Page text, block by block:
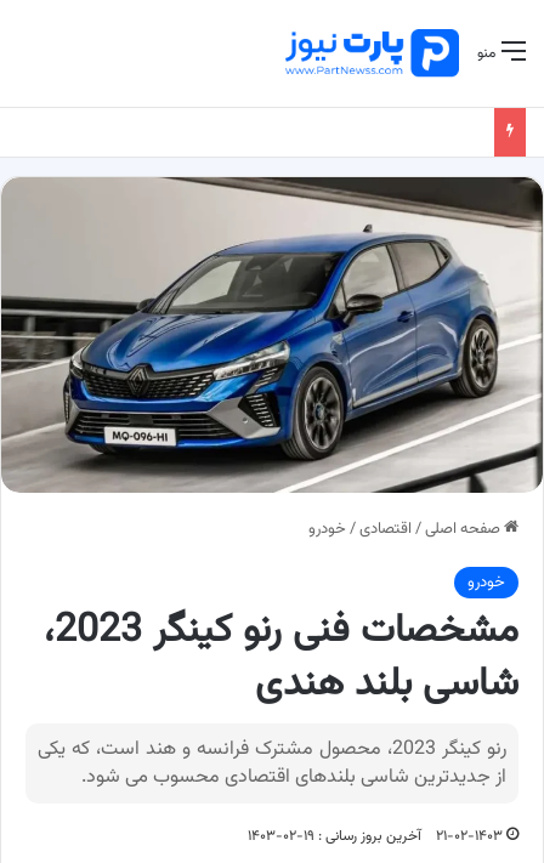
منو
صفحه اصلی/ اقتصادی/ خودرو
خودرو
مشخصات فنی رنو کینگر 2023،
شاسی بلند هندی
رنو کینگر 2023، محصول مشترک فرانسه و هند است، که یکی
از جدیدترین شاسی بلندهای اقتصادی محسوب می شود.
۲۱-۰۲-۱۴۰۳
آخرین بروز رسانی : ۱۹-۰۲-۱۴۰۳